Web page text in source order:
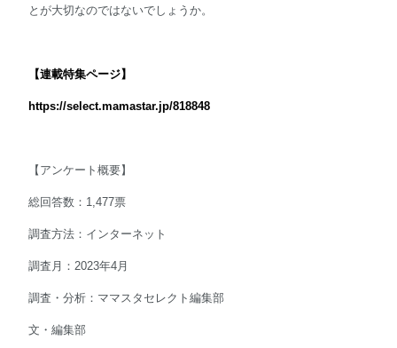
とが大切なのではないでしょうか。
【連載特集ページ】
https://select.mamastar.jp/818848
【アンケート概要】
総回答数：1,477票
調査方法：インターネット
調査月：2023年4月
調査・分析：ママスタセレクト編集部
文・編集部